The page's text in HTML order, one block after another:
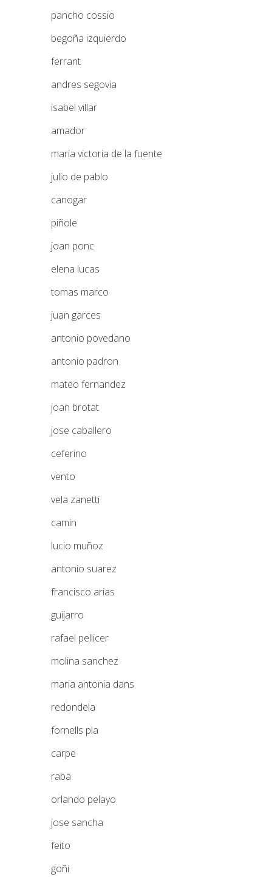
pancho cossio
begoña izquierdo
ferrant
andres segovia
isabel villar
amador
maria victoria de la fuente
julio de pablo
canogar
piñole
joan ponc
elena lucas
tomas marco
juan garces
antonio povedano
antonio padron
mateo fernandez
joan brotat
jose caballero
ceferino
vento
vela zanetti
camin
lucio muñoz
antonio suarez
francisco arias
guijarro
rafael pellicer
molina sanchez
maria antonia dans
redondela
fornells pla
carpe
raba
orlando pelayo
jose sancha
feito
goñi